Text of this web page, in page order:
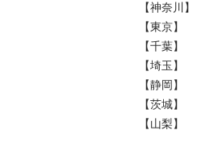
【神奈川】
【東京】
【千葉】
【埼玉】
【静岡】
【茨城】
【山梨】